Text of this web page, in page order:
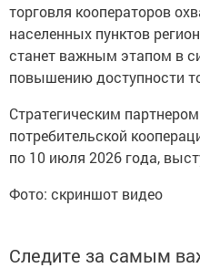
торговля кооператоров
населенных пунктов
станет важным этапом в
повышению доступности
Стратегическим
потребительской
по 10 июля 2026 года,
Фото: скриншот видео
Следите за самым